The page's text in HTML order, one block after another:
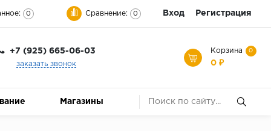
0 Сравнение: 0 Вход Регистрация
+7 (925) 665-06-03
заказать звонок
Корзина 0
0 ₽
Магазины